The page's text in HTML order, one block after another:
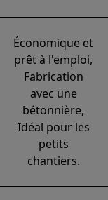
Économique et
prêt à l'emploi,
Fabrication
avec une
bétonnière,
Idéal pour les
petits
chantiers.